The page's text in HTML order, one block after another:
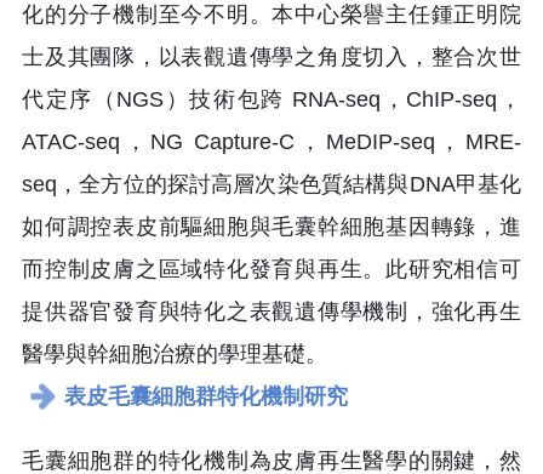
化的分子機制至今不明。本中心榮譽主任鍾正明院
士及其團隊，以表觀遺傳學之角度切入，整合次世
代定序（NGS）技術包跨 RNA-seq，ChIP-seq，
ATAC-seq，NG Capture-C，MeDIP-seq，MRE-
seq，全方位的探討高層次染色質結構與DNA甲基化
如何調控表皮前驅細胞與毛囊幹細胞基因轉錄，進
而控制皮膚之區域特化發育與再生。此研究相信可
提供器官發育與特化之表觀遺傳學機制，強化再生
醫學與幹細胞治療的學理基礎。
表皮毛囊細胞群特化機制研究
毛囊細胞群的特化機制為皮膚再生醫學的關鍵，然